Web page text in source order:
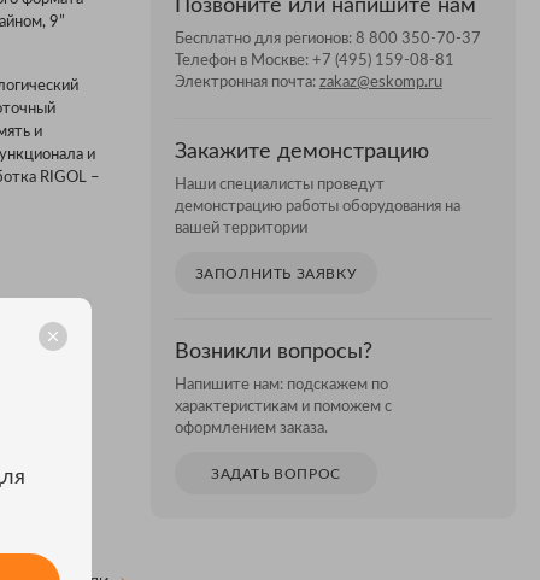
9”
и
и
RIGOL –
Позвоните или напишите нам
Бесплатно для регионов: 8 800 350-70-37
Телефон в Москве: +7 (495) 159-08-81
Электронная почта: zakaz@eskomp.ru
Закажите демонстрацию
Наши специалисты проведут
демонстрацию работы оборудования на
вашей территории
ЗАПОЛНИТЬ ЗАЯВКУ
Возникли вопросы?
Напишите нам: подскажем по
характеристикам и поможем с
оформлением заказа.
ЗАДАТЬ ВОПРОС